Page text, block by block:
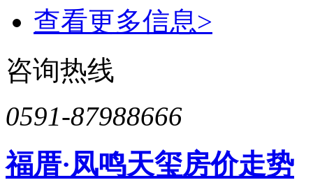
查看更多信息>
咨询热线
0591-87988666
福厝·凤鸣天玺房价走势